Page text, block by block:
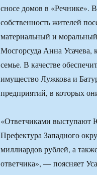
сносе домов в «Речнике».
собственность жителей
материальный и
Мосгорсуда Анна Усачева,
семье. В качестве
имущество Лужкова и
предприятий, в которых
«Ответчиками выступают
Префектура Западного
миллиардов рублей, а
ответчика», — поясняет